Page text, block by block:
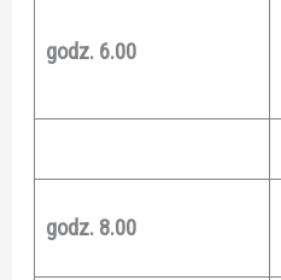
godz. 6.00
godz. 8.00